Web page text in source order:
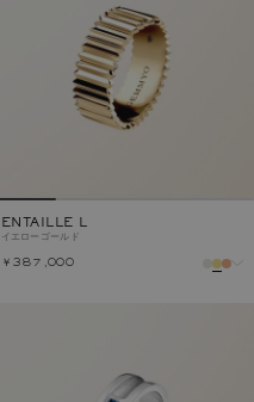
ENTAILLE L
イエローゴールド
￥387,000